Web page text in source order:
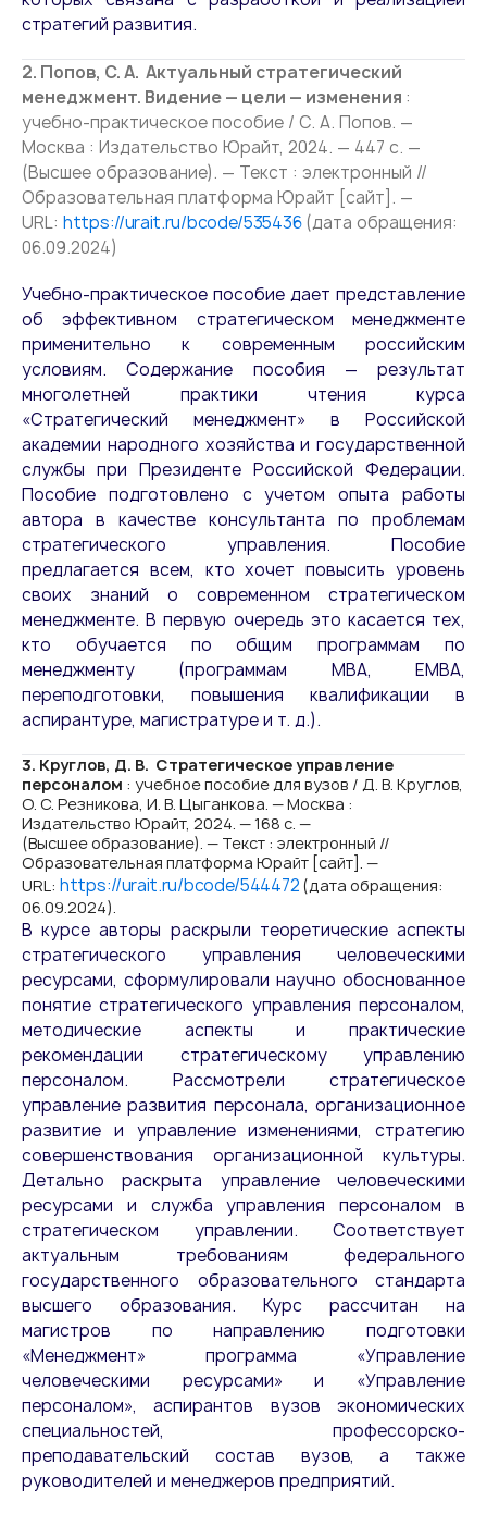
стратегий развития.
2. Попов, С. А. Актуальный стратегический
менеджмент. Видение — цели — изменения :
учебно-практическое пособие / С. А. Попов. —
Москва : Издательство Юрайт, 2024. — 447 с. —
(Высшее образование). — Текст : электронный //
Образовательная платформа Юрайт [сайт]. —
URL: https://urait.ru/bcode/535436(дата обращения:
06.09.2024)
Учебно-практическое пособие дает представление
об эффективном стратегическом менеджменте
применительно к современным российским
условиям. Содержание пособия — результат
многолетней практики чтения курса
«Стратегический менеджмент» в Российской
академии народного хозяйства и государственной
службы при Президенте Российской Федерации.
Пособие подготовлено с учетом опыта работы
автора в качестве консультанта по проблемам
стратегического управления. Пособие
предлагается всем, кто хочет повысить уровень
своих знаний о современном стратегическом
менеджменте. В первую очередь это касается тех,
кто обучается по общим программам по
менеджменту (программам MBA, EMBA,
переподготовки, повышения квалификации в
аспирантуре, магистратуре и т. д.).
3. Круглов, Д. В. Стратегическое управление
персоналом : учебное пособие для вузов / Д. В. Круглов,
О. С. Резникова, И. В. Цыганкова. — Москва :
Издательство Юрайт, 2024. — 168 с. —
(Высшее образование). — Текст : электронный //
Образовательная платформа Юрайт [сайт]. —
URL: https://urait.ru/bcode/544472 (дата обращения:
06.09.2024).
В курсе авторы раскрыли теоретические аспекты
стратегического управления человеческими
ресурсами, сформулировали научно обоснованное
понятие стратегического управления персоналом,
методические аспекты и практические
рекомендации стратегическому управлению
персоналом. Рассмотрели стратегическое
управление развития персонала, организационное
развитие и управление изменениями, стратегию
совершенствования организационной культуры.
Детально раскрыта управление человеческими
ресурсами и служба управления персоналом в
стратегическом управлении. Соответствует
актуальным требованиям федерального
государственного образовательного стандарта
высшего образования. Курс рассчитан на
магистров по направлению подготовки
«Менеджмент» программа «Управление
человеческими ресурсами» и «Управление
персоналом», аспирантов вузов экономических
специальностей, профессорско-
преподавательский состав вузов, а также
руководителей и менеджеров предприятий.